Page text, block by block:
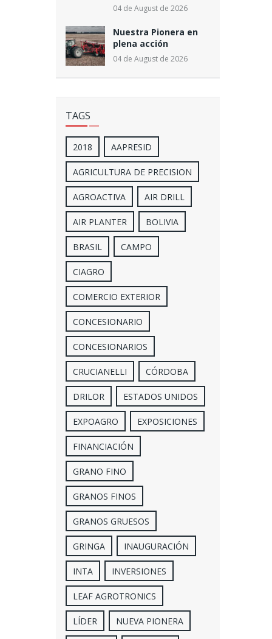
04 de August de 2026
Nuestra Pionera en
plena acción
04 de August de 2026
TAGS
2018 AAPRESID
AGRICULTURA DE PRECISION
AGROACTIVA AIR DRILL
AIR PLANTER BOLIVIA
BRASIL CAMPO
CIAGRO
COMERCIO EXTERIOR
CONCESIONARIO
CONCESIONARIOS
CRUCIANELLI CÓRDOBA
DRILOR ESTADOS UNIDOS
EXPOAGRO EXPOSICIONES
FINANCIACIÓN
GRANO FINO
GRANOS FINOS
GRANOS GRUESOS
GRINGA INAUGURACIÓN
INTA INVERSIONES
LEAF AGROTRONICS
LÍDER NUEVA PIONERA